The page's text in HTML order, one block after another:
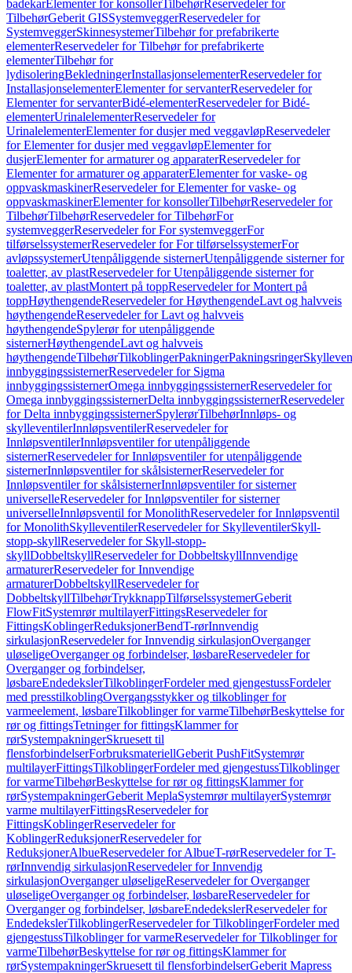
badekarElementer for konsollerTilbehørReservedeler for
TilbehørGeberit GISSystemveggerReservedeler for
SystemveggerSkinnesystemerTilbehør for prefabrikerte
elementerReservedeler for Tilbehør for prefabrikerte
elementerTilbehør for
lydisoleringBekledningerInstallasjonselementerReservedeler for
InstallasjonselementerElementer for servanterReservedeler for
Elementer for servanterBidé-elementerReservedeler for Bidé-
elementerUrinalelementerReservedeler for
UrinalelementerElementer for dusjer med veggavløpReservedeler
for Elementer for dusjer med veggavløpElementer for
dusjerElementer for armaturer og apparaterReservedeler for
Elementer for armaturer og apparaterElementer for vaske- og
oppvaskmaskinerReservedeler for Elementer for vaske- og
oppvaskmaskinerElementer for konsollerTilbehørReservedeler for
TilbehørTilbehørReservedeler for TilbehørFor
systemveggerReservedeler for For systemveggerFor
tilførselssystemerReservedeler for For tilførselssystemerFor
avløpssystemerUtenpåliggende sisternerUtenpåliggende sisterner for
toaletter, av plastReservedeler for Utenpåliggende sisterner for
toaletter, av plastMontert på toppReservedeler for Montert på
toppHøythengendeReservedeler for HøythengendeLavt og halvveis
høythengendeReservedeler for Lavt og halvveis
høythengendeSpylerør for utenpåliggende
sisternerHøythengendeLavt og halvveis
høythengendeTilbehørTilkoblingerPakningerPakningsringer
innbyggingssisternerReservedeler for Sigma
innbyggingssisternerOmega innbyggingssisternerReservedeler for
Omega innbyggingssisternerDelta innbyggingssisternerReservedeler
for Delta innbyggingssisternerSpylerørTilbehørInnløps- og
skylleventilerInnløpsventilerReservedeler for
InnløpsventilerInnløpsventiler for utenpåliggende
sisternerReservedeler for Innløpsventiler for utenpåliggende
sisternerInnløpsventiler for skålsisternerReservedeler for
Innløpsventiler for skålsisternerInnløpsventiler for sisterner
universelleReservedeler for Innløpsventiler for sisterner
universelleInnløpsventil for MonolithReservedeler for Innløpsventil
for MonolithSkylleventilerReservedeler for SkylleventilerSkyll-
stopp-skyllReservedeler for Skyll-stopp-
skyllDobbeltskyllReservedeler for DobbeltskyllInnvendige
armaturerReservedeler for Innvendige
armaturerDobbeltskyllReservedeler for
DobbeltskyllTilbehørTrykknappTilførselssystemerGeberit
FlowFitSystemrør multilayerFittingsReservedeler for
FittingsKoblingerReduksjonerBendT-rørInnvendig
sirkulasjonReservedeler for Innvendig sirkulasjonOverganger
uløseligeOverganger og forbindelser, løsbareReservedeler for
Overganger og forbindelser,
løsbareEndedekslerTilkoblingerFordeler med gjengestussFordeler
med presstilkoblingOvergangsstykker og tilkoblinger for
varmeelement, løsbareTilkoblinger for varmeTilbehørBeskyttelse for
rør og fittingsTetninger for fittingsKlammer for
rørSystempakningerSkruesett til
flensforbindelserForbruksmateriellGeberit PushFitSystemrør
multilayerFittingsTilkoblingerFordeler med gjengestussTilkoblinger
for varmeTilbehørBeskyttelse for rør og fittingsKlammer for
rørSystempakningerGeberit MeplaSystemrør multilayerSystemrør
varme multilayerFittingsReservedeler for
FittingsKoblingerReservedeler for
KoblingerReduksjonerReservedeler for
ReduksjonerAlbueReservedeler for AlbueT-rørReservedeler for T-
rørInnvendig sirkulasjonReservedeler for Innvendig
sirkulasjonOverganger uløseligeReservedeler for Overganger
uløseligeOverganger og forbindelser, løsbareReservedeler for
Overganger og forbindelser, løsbareEndedekslerReservedeler for
EndedekslerTilkoblingerReservedeler for TilkoblingerFordeler med
gjengestussTilkoblinger for varmeReservedeler for Tilkoblinger for
varmeTilbehørBeskyttelse for rør og fittingsKlammer for
rørSystempakningerSkruesett til flensforbindelserGeberit Mapress